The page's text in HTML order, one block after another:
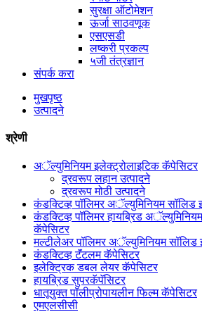
सुरक्षा ऑटोमेशन
ऊर्जा साठवणूक
एसएसडी
लष्करी प्रकल्प
५जी तंत्रज्ञान
संपर्क करा
मुखपृष्ठ
उत्पादने
श्रेणी
अॅल्युमिनियम इलेक्ट्रोलाइटिक कॅपेसिटर
द्रवरूप लहान उत्पादने
द्रवरूप मोठी उत्पादने
कंडक्टिव्ह पॉलिमर अॅल्युमिनियम सॉलिड
कंडक्टिव्ह पॉलिमर हायब्रिड
कॅपेसिटर
मल्टीलेअर पॉलिमर अॅल्युमिनियम सॉलिड
कंडक्टिव्ह टॅंटलम कॅपेसिटर
इलेक्ट्रिक डबल लेयर कॅपेसिटर
हायब्रिड सुपरकॅपॅसिटर
धातूयुक्त पॉलीप्रोपायलीन फिल्म कॅपेसिटर
एमएलसीसी